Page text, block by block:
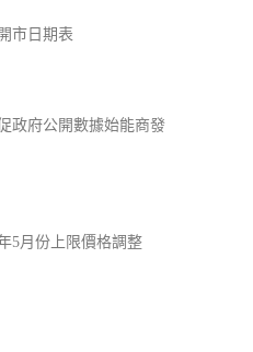
市日期表
政府公開數據始能商發
5月份上限價格調整